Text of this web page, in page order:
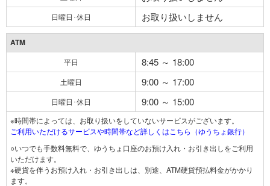
日曜日･休日 お取り扱いしません
ATM
平日 8:45 ～ 18:00
土曜日 9:00 ～ 17:00
日曜日･休日 9:00 ～ 15:00
※時間帯によっては、お取り扱いをしていないサービスがございます。
ご利用いただけるサービスや時間帯など詳しくはこちら（ゆうちょ銀行）
○いつでも手数料無料で、ゆうちょ口座のお預け入れ・お引き出しをご利用
いただけます。
※硬貨を伴うお預け入れ・お引き出しは、別途、ATM硬貨預払料金がかかり
ます。